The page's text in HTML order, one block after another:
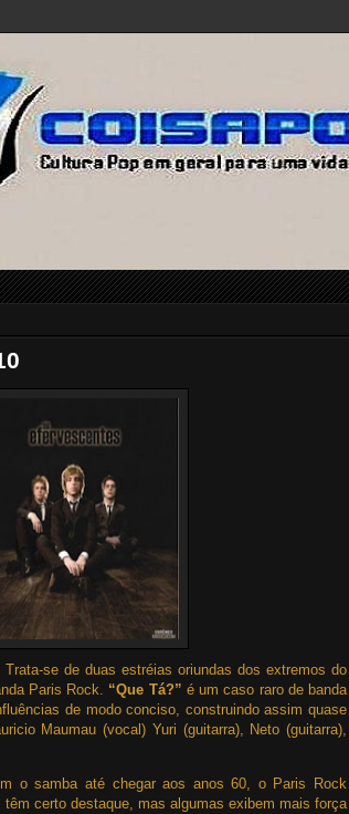
se de duas estréias oriundas dos extremos do
Paris Rock. “Que Tá?” é um caso raro de banda
de modo conciso, construindo assim quase
Maumau (vocal) Yuri (guitarra), Neto (guitarra),
o samba até chegar aos anos 60, o Paris Rock
certo destaque, mas algumas exibem mais força